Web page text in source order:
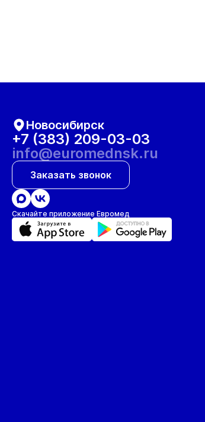
Новосибирск
+7 (383) 209-03-03
info@euromednsk.ru
Заказать звонок
Скачайте приложение Евромед